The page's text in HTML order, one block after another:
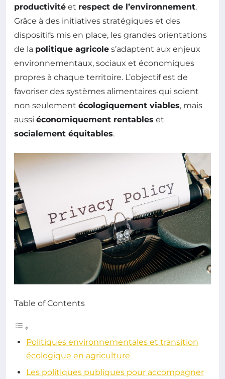
productivité et respect de l’environnement.
Grâce à des initiatives stratégiques et des
dispositifs mis en place, les grandes orientations
de la politique agricole s’adaptent aux enjeux
environnementaux, sociaux et économiques
propres à chaque territoire. L’objectif est de
favoriser des systèmes alimentaires qui soient
non seulement écologiquement viables, mais
aussi économiquement rentables et
socialement équitables.
Table of Contents
Politiques environnementales et transition
écologique en agriculture
Les politiques publiques pour accompagner